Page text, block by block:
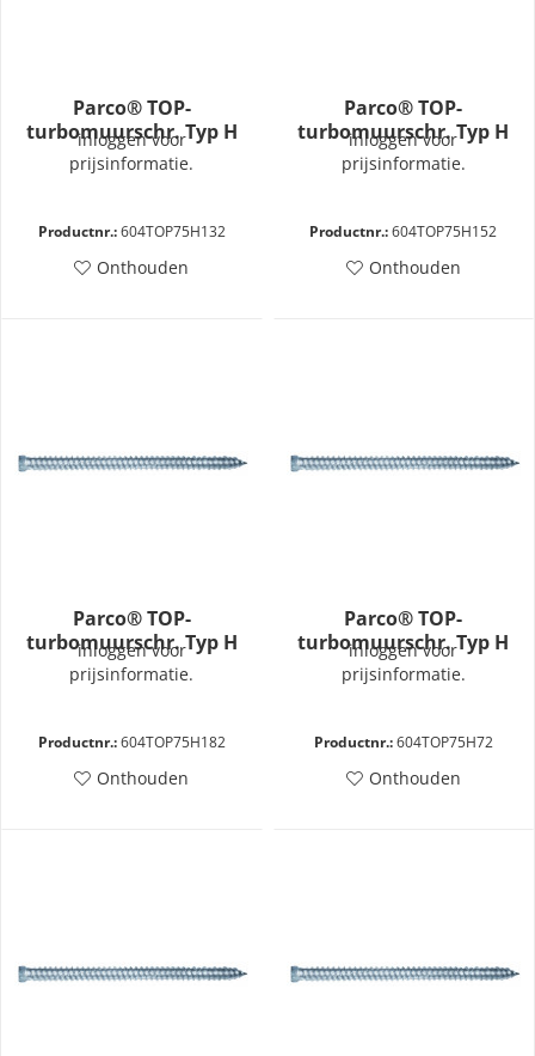
Parco® TOP-
turbomuurschr. Typ H
7,5x132
inloggen voor
prijsinformatie.
Productnr.:604TOP75H132
Onthouden
Parco® TOP-
turbomuurschr. Typ H
7,5x152
inloggen voor
prijsinformatie.
Productnr.:604TOP75H152
Onthouden
Parco® TOP-
turbomuurschr. Typ H
7,5x182
inloggen voor
prijsinformatie.
Productnr.:604TOP75H182
Onthouden
Parco® TOP-
turbomuurschr. Typ H
7,5x72
inloggen voor
prijsinformatie.
Productnr.:604TOP75H72
Onthouden